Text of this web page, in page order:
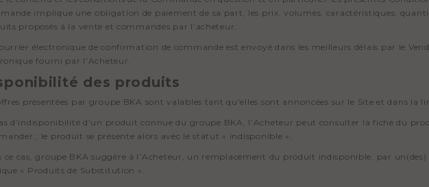
implique une obligation de paiement de sa part, les prix, volumes, caractéristiques,
proposés à la vente et commandés par l’acheteur.
électronique de confirmation de commande est envoyé dans les meilleurs délais par le
fourni par l’Acheteur.
des produits
présentées par groupe BKA sont valables tant qu'elles sont annoncées sur le Site et dans la
d’indisponibilité d’un produit connue du groupe BKA, l’Acheteur peut consulter la fiche du
; le produit se présente alors avec le statut « indisponible ».
ce cas, groupe BKA suggère à l’Acheteur, un remplacement du produit indisponible, par
« Produits de Substitution ».